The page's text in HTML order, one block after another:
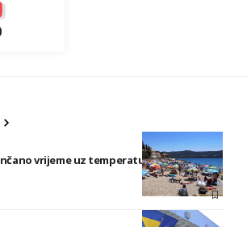
vrijeme uz temperature do 40